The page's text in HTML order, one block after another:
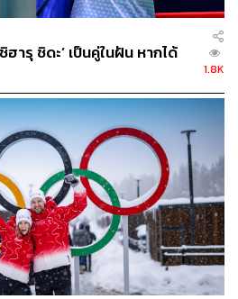
รุ ชิดะ’ เป็นคู่ในฝัน หากได้
1.8K